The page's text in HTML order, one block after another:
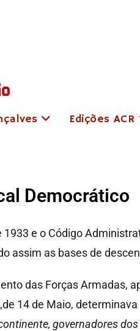
Edições ACR
Democrático
1933 e o Código
assim as bases de
das Forças Armadas,
,de 14 de Maio,
governadores